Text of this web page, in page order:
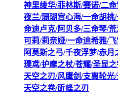
神里绫华/菲林斯/赛诺/二
夜兰/珊瑚宫心海/一命胡桃
命迪卢克/阿贝多/三命琴/
可莉/莉奈娅/一命迪希雅/
阿莫斯之弓/千夜浮梦/赤
璞鸢/护摩之杖/苍耀/圣显
天空之刃/风鹰剑/支离轮
天空之卷/斫峰之刃